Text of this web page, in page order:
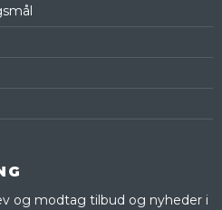
og modtag tilbud og nyheder i